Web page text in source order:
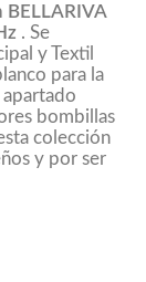
BELLARIVA
. Se
y Textil
para la
apartado
bombillas
colección
y por ser